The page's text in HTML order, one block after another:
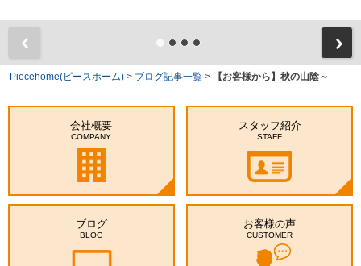
Piecehome(ピースホーム) > ブログ記事一覧 > 【お客様から】秋の山陰～
会社概要
COMPANY
スタッフ紹介
STAFF
ブログ
BLOG
お客様の声
CUSTOMER